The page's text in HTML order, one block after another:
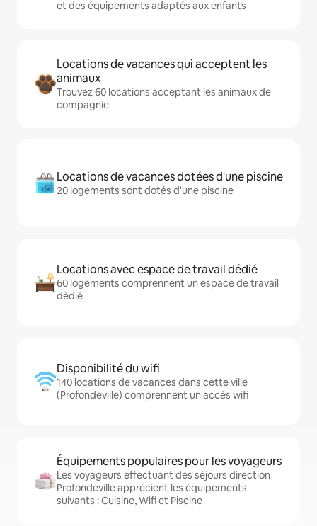
et des équipements adaptés aux enfants
Locations de vacances qui acceptent les
animaux
Trouvez 60 locations acceptant les animaux de
compagnie
Locations de vacances dotées d'une piscine
20 logements sont dotés d'une piscine
Locations avec espace de travail dédié
60 logements comprennent un espace de travail
dédié
Disponibilité du wifi
140 locations de vacances dans cette ville
(Profondeville) comprennent un accès wifi
Équipements populaires pour les voyageurs
Les voyageurs effectuant des séjours direction
Profondeville apprécient les équipements
suivants : Cuisine, Wifi et Piscine